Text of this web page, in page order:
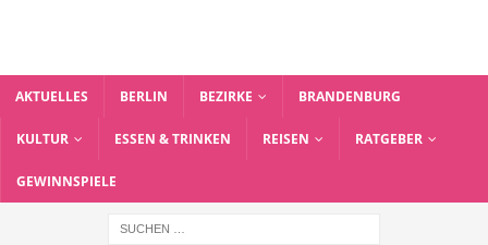
AKTUELLES BERLIN BEZIRKE BRANDENBURG
KULTUR ESSEN & TRINKEN REISEN RATGEBER
GEWINNSPIELE